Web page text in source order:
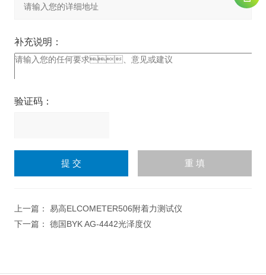
补充说明：
验证码：
上一篇： 易高ELCOMETER506附着力测试仪
下一篇： 德国BYK AG-4442光泽度仪